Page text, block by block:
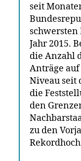
seit
Jahr 2015.
die Anzahl
Anträge
Niveau seit
die
den
zu den